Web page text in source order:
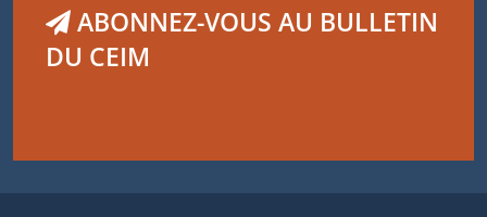
ABONNEZ-VOUS AU BULLETIN
DU CEIM